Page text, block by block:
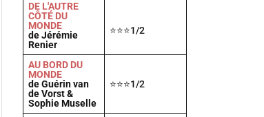
DE L'AUTRE
CÔTÉ DU
MONDE
de Jérémie
Renier
⭐⭐⭐1/2
AU BORD DU
MONDE
de Guérin van
de Vorst &
Sophie Muselle
⭐⭐⭐1/2